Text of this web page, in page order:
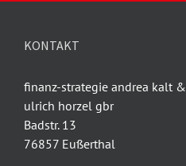
KONTAKT
finanz-strategie andrea kalt &
ulrich horzel gbr
Badstr. 13
76857 Eußerthal